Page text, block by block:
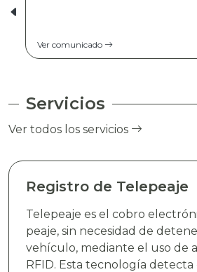
Ver comunicado
Servicios
Ver todos los servicios
Registro de Telepeaje
Telepeaje es el cobro
peaje, sin necesidad de
vehículo, mediante el uso de
RFID. Esta tecnología detecta de